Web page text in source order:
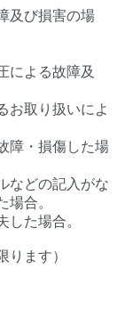
及び損害の場
による故障及
お取り扱いによ
障・損傷した場
などの記入がな
場合。
した場合。
ります）